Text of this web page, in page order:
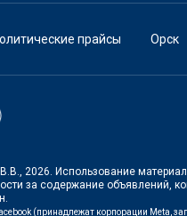
прайсы Орск
2026. Использование
за содержание объявлений,
(принадлежат корпорации Meta,